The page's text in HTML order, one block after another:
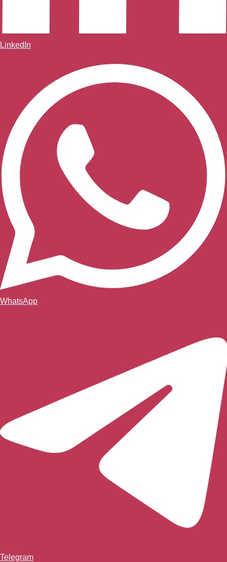
LinkedIn
WhatsApp
Telegram